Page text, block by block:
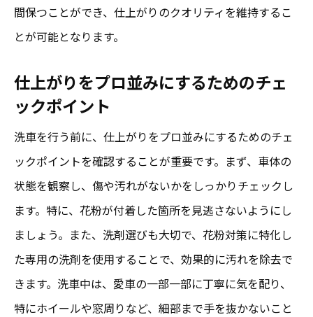
間保つことができ、仕上がりのクオリティを維持するこ
とが可能となります。
仕上がりをプロ並みにするためのチェ
ックポイント
洗車を行う前に、仕上がりをプロ並みにするためのチェ
ックポイントを確認することが重要です。まず、車体の
状態を観察し、傷や汚れがないかをしっかりチェックし
ます。特に、花粉が付着した箇所を見逃さないようにし
ましょう。また、洗剤選びも大切で、花粉対策に特化し
た専用の洗剤を使用することで、効果的に汚れを除去で
きます。洗車中は、愛車の一部一部に丁寧に気を配り、
特にホイールや窓周りなど、細部まで手を抜かないこと